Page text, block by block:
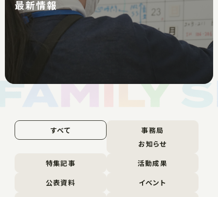
最新情報
すべて
事務局
お知らせ
特集記事
活動成果
公表資料
イベント